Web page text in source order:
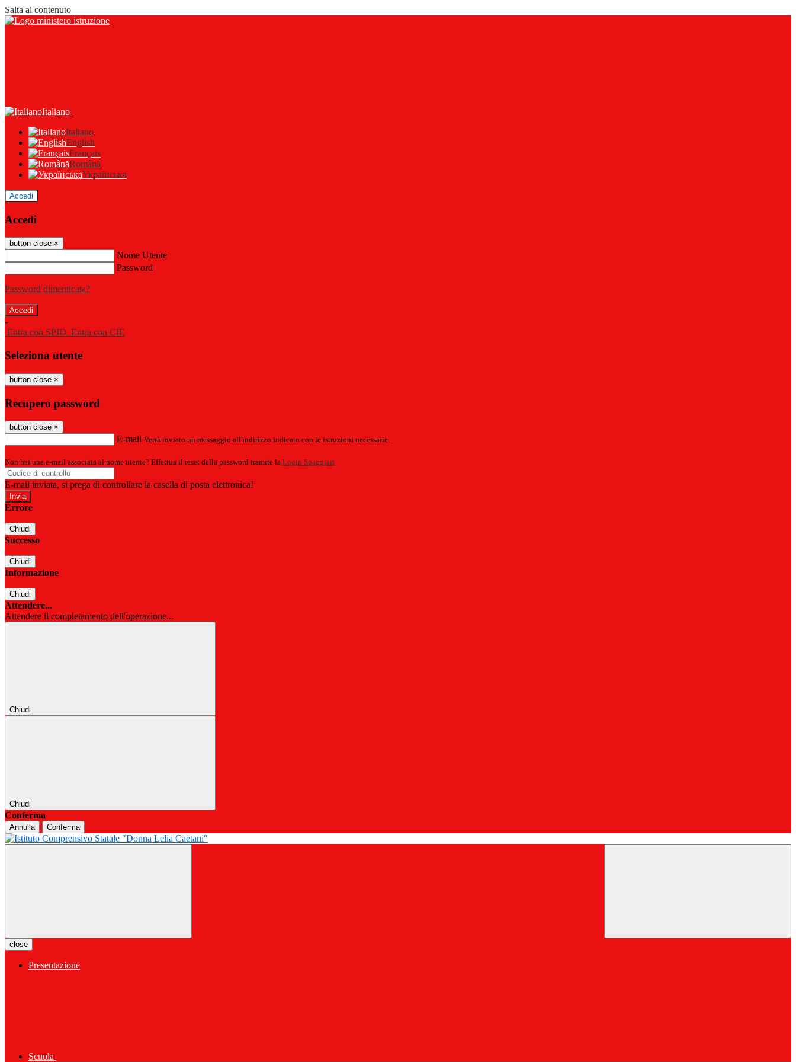
Salta al contenuto
Italiano
Italiano
English
Français
Română
Українська
Accedi
Accedi
button close ×
Nome Utente
Password
Password dimenticata?
-
Entra con SPID Entra con CIE
Seleziona utente
button close ×
Recupero password
button close ×
E-mail Verrà inviato un messaggio all'indirizzo indicato con le istruzioni necessarie.
Non hai una e-mail associata al nome utente? Effettua il reset della password tramite la Login Spaggiari
E-mail inviata, si prega di controllare la casella di posta elettronica!
Errore
Chiudi
Successo
Chiudi
Informazione
Chiudi
Attendere...
Attendere il completamento dell'operazione...
Chiudi
Chiudi
Conferma
Annulla Conferma
close
Presentazione
Scuola